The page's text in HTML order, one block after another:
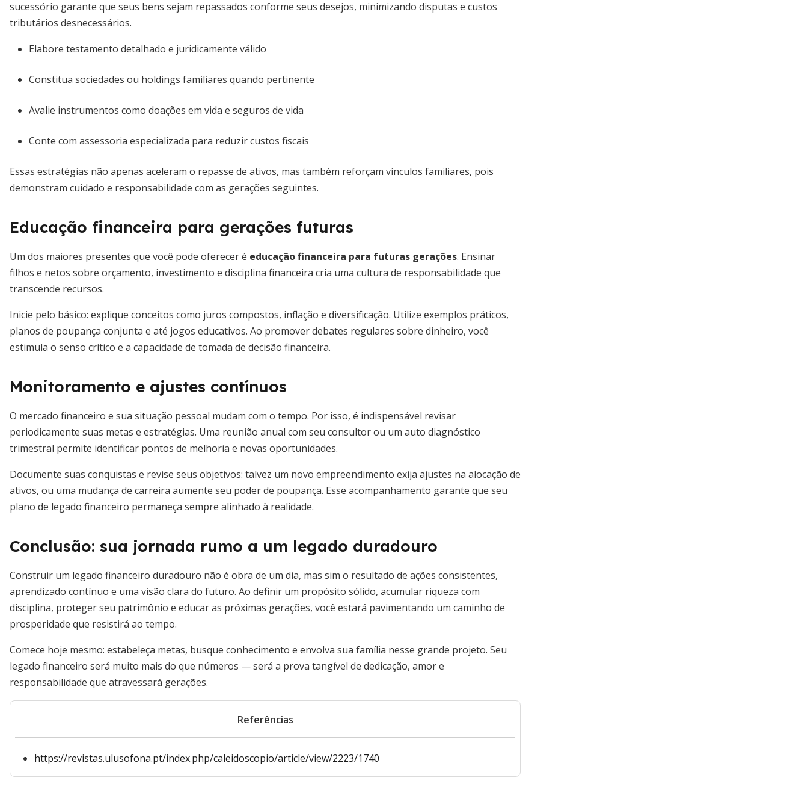
sucessório garante que seus bens sejam repassados conforme seus desejos, minimizando disputas e custos
tributários desnecessários.
Elabore testamento detalhado e juridicamente válido
Constitua sociedades ou holdings familiares quando pertinente
Avalie instrumentos como doações em vida e seguros de vida
Conte com assessoria especializada para reduzir custos fiscais
Essas estratégias não apenas aceleram o repasse de ativos, mas também reforçam vínculos familiares, pois
demonstram cuidado e responsabilidade com as gerações seguintes.
Educação financeira para gerações futuras
Um dos maiores presentes que você pode oferecer é educação financeira para futuras gerações. Ensinar
filhos e netos sobre orçamento, investimento e disciplina financeira cria uma cultura de responsabilidade que
transcende recursos.
Inicie pelo básico: explique conceitos como juros compostos, inflação e diversificação. Utilize exemplos práticos,
planos de poupança conjunta e até jogos educativos. Ao promover debates regulares sobre dinheiro, você
estimula o senso crítico e a capacidade de tomada de decisão financeira.
Monitoramento e ajustes contínuos
O mercado financeiro e sua situação pessoal mudam com o tempo. Por isso, é indispensável revisar
periodicamente suas metas e estratégias. Uma reunião anual com seu consultor ou um auto diagnóstico
trimestral permite identificar pontos de melhoria e novas oportunidades.
Documente suas conquistas e revise seus objetivos: talvez um novo empreendimento exija ajustes na alocação de
ativos, ou uma mudança de carreira aumente seu poder de poupança. Esse acompanhamento garante que seu
plano de legado financeiro permaneça sempre alinhado à realidade.
Conclusão: sua jornada rumo a um legado duradouro
Construir um legado financeiro duradouro não é obra de um dia, mas sim o resultado de ações consistentes,
aprendizado contínuo e uma visão clara do futuro. Ao definir um propósito sólido, acumular riqueza com
disciplina, proteger seu patrimônio e educar as próximas gerações, você estará pavimentando um caminho de
prosperidade que resistirá ao tempo.
Comece hoje mesmo: estabeleça metas, busque conhecimento e envolva sua família nesse grande projeto. Seu
legado financeiro será muito mais do que números — será a prova tangível de dedicação, amor e
responsabilidade que atravessará gerações.
Referências
https://revistas.ulusofona.pt/index.php/caleidoscopio/article/view/2223/1740